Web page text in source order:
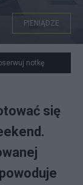
PIENIĄDZE
notkę
się